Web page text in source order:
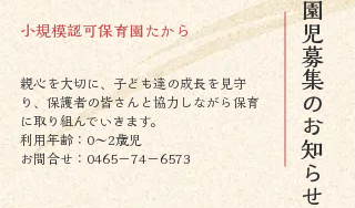
小規模認可保育園たから ​園児募集のお知らせ
親心を大切に、子ども達の成長を見守
り、保護者の皆さんと協力しながら保育
に取り組んでいきます。
利用年齢：0〜2歳児
お問合せ：0465−74−6573